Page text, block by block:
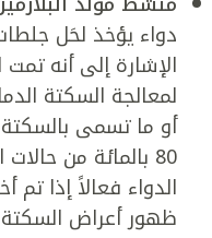
دواء يؤخذ لحَل
الإشارة إلى أنه
لمعالجة السكتة
أو ما تسمى بالسكتة
80 بالمائة من
ظهور أعراض السكتة